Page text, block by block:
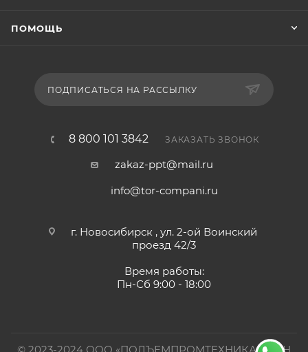
ПОМОЩЬ
ПОДПИСАТЬСЯ НА РАССЫЛКУ
8 800 101 3842 ЗАКАЗАТЬ ЗВОНОК
zakaz-ppt@mail.ru
info@tor-compani.ru
г. Новосибирск , ул. 2-ой Воинский
проезд 42/3
Время работы:
Пн-Сб 9:00 - 18:00